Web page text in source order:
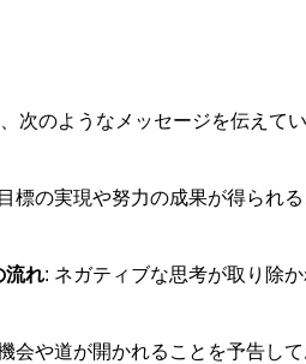
次のようなメッセージを伝えて
標の実現や努力の成果が得られ
流れ: ネガティブな思考が取り除
会や道が開かれることを予告し